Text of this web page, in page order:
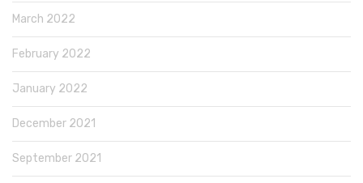
March 2022
February 2022
January 2022
December 2021
September 2021